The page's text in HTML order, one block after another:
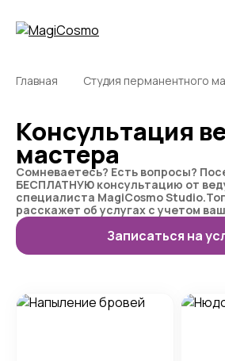
Главная Студия перманентного
Консультация
мастера
Сомневаетесь? Есть вопросы?
БЕСПЛАТНУЮ консультацию от
специалиста MagiCosmo
расскажет об услугах с учетом
Записаться на